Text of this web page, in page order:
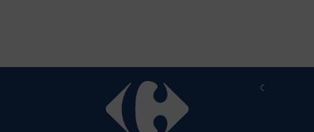
Copyright